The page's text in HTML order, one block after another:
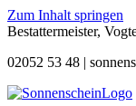
Zum Inhalt springen
Bestattermeister,
02052 53 48 |